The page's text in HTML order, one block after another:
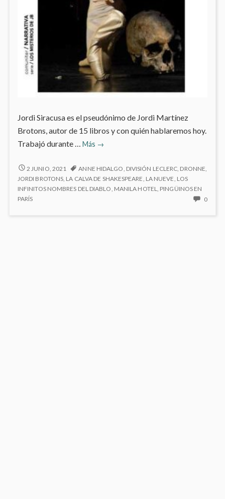
Jordi Siracusa es el pseudónimo de Jordi Martínez
Brotons, autor de 15 libros y con quién hablaremos hoy.
Trabajó durante … Más
Mi
del
mes:
Jordi
→
MI
PERSONAJE
DEL
MES:
2 JUNIO, 2021 ANNE HIDALGO, DIVISIÓN LECLERC, DRONNE,
JORDI BROTONS, LA CALVA DE SHAKESPEARE, LA NUEVE, LOS
INFINITOS NOMBRES DEL DIABLO, MANILA HOTEL, PINGÜINOS EN
PARÍS
0NO